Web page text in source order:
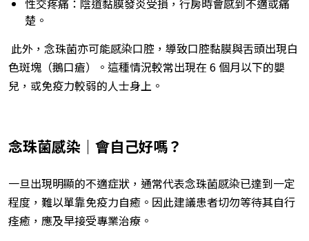
性交疼痛：陰道黏膜發炎受損，行房時會感到不適或痛
楚。
此外，念珠菌亦可能感染口腔，導致口腔黏膜與舌頭出現白
色斑塊（鵝口瘡）。這種情況較常出現在 6 個月以下的嬰
兒，或免疫力較弱的人士身上。
念珠菌感染｜會自己好嗎？
一旦出現明顯的不適症狀，通常代表念珠菌感染已達到一定
程度，難以單靠免疫力自癒。因此建議患者切勿等待其自行
痊癒，應及早接受專業治療。